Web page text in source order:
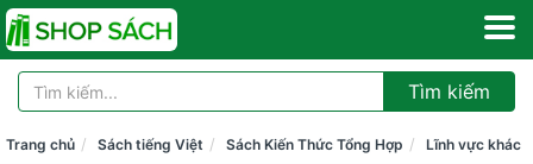
Tìm kiếm
Trang chủ Sách tiếng Việt Sách Kiến Thức Tổng Hợp Lĩnh vực khác